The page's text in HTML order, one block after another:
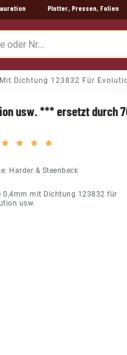
Plotter, Pressen, Folien
Dichtung 123832 Für
usw. *** ersetzt durch
Harder & Steenbeck
0,4mm mit Dichtung 123832 für
usw.